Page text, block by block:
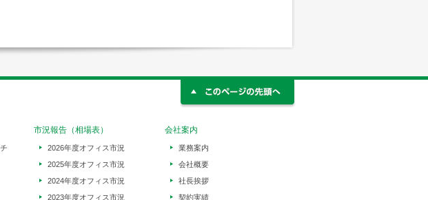
市況報告（相場表）
2026年度オフィス市況
2025年度オフィス市況
2024年度オフィス市況
2023年度オフィス市況
会社案内
業務案内
会社概要
社長挨拶
契約実績